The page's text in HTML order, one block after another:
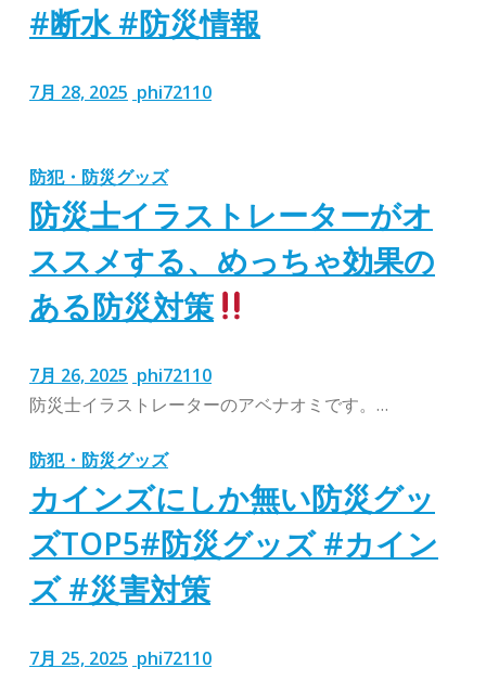
#断水 #防災情報
7月 28, 2025 phi72110
防犯・防災グッズ
防災士イラストレーターがオ
ススメする、めっちゃ効果の
ある防災対策
7月 26, 2025 phi72110
防災士イラストレーターのアベナオミです。…
防犯・防災グッズ
カインズにしか無い防災グッ
ズTOP5#防災グッズ #カイン
ズ #災害対策
7月 25, 2025 phi72110